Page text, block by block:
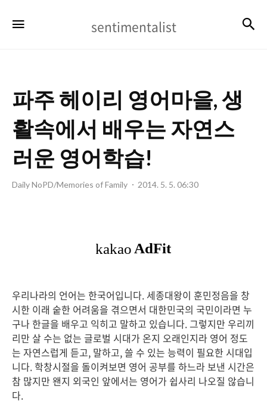
sentimentalist
파주 헤이리 영어마을, 생
활속에서 배우는 자연스
러운 영어학습!
Daily NoPD/Memories of Family 2014. 5. 5. 06:30
우리나라의 언어는 한국어입니다. 세종대왕이 훈민정음을 창
시한 이래 숱한 어려움을 겪으면서 대한민국의 국민이라면 누
구나 한글을 배우고 익히고 말하고 있습니다. 그렇지만 우리끼
리만 살 수는 없는 글로벌 시대가 온지 오래인지라 영어 정도
는 자연스럽게 듣고, 말하고, 쓸 수 있는 능력이 필요한 시대입
니다. 학창시절을 돌이켜보면 영어 공부를 하느라 보낸 시간은
참 많지만 왠지 외국인 앞에서는 영어가 쉽사리 나오질 않습니
다.